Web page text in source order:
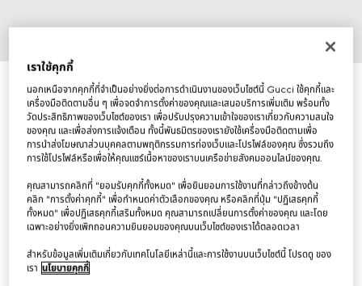
สร้อยข้อมือ Bracelet with Web detail
฿24,000
เราใช้คุกกี้
นอกเหนือจากคุกกี้ที่จำเป็นอย่างยิ่งต่อการดำเนินงานของเว็บไซต์นี้ Gucci ใช้คุกกี้และ
เครื่องมือติดตามอื่น ๆ เพื่อจดจำการตั้งค่าของคุณและเสนอบริการเพิ่มเติม พร้อมทั้ง
วัดประสิทธิภาพของเว็บไซต์ของเรา เพื่อปรับปรุงความเข้าใจของเราเกี่ยวกับความสนใจ
ของคุณ และเพื่อส่งการแจ้งเตือน ทั้งนี้พันธมิตรของเรายังใช้เครื่องมือติดตามเพื่อ
การนำส่งโฆษณาส่วนบุคคลตามพฤติกรรมการท่องเว็บและโปรไฟล์ของคุณ ซึ่งรวมถึง
การใช้โปรไฟล์หรือเพื่อให้คุณแชร์เนื้อหาของเราบนเครือข่ายสังคมออนไลน์ของคุณ.
คุณสามารถคลิกที่ "ยอมรับคุกกี้ทั้งหมด" เพื่อยินยอมการใช้งานที่กล่าวถึงข้างต้น
คลิก "การตั้งค่าคุกกี้" เพื่อกำหนดค่าตัวเลือกของคุณ หรือคลิกที่ปุ่ม "ปฏิเสธคุกกี้
ทั้งหมด" เพื่อปฏิเสธคุกกี้เสริมทั้งหมด คุณสามารถเปลี่ยนการตั้งค่าของคุณ และโดย
เฉพาะอย่างยิ่งเพิกถอนความยินยอมของคุณบนเว็บไซต์ของเราได้ตลอดเวลา
สำหรับข้อมูลเพิ่มเติมเกี่ยวกับเทคโนโลยีเหล่านี้และการใช้งานบนเว็บไซต์นี้ โปรดดู ของ
เรา นโยบายคุกกี้